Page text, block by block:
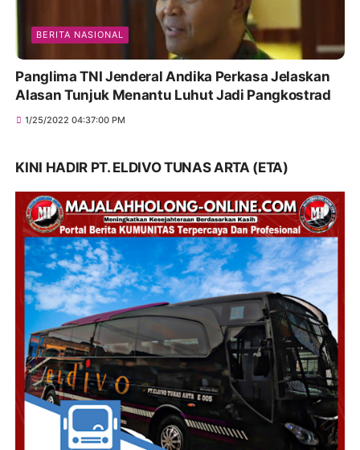
BERITA NASIONAL
Panglima TNI Jenderal Andika Perkasa Jelaskan
Alasan Tunjuk Menantu Luhut Jadi Pangkostrad
1/25/2022 04:37:00 PM
KINI HADIR PT. ELDIVO TUNAS ARTA (ETA)